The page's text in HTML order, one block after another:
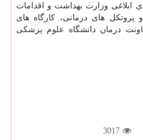
ابلاغی وزارت بهداشت و اقدامات
پروتكل های درمانی، كارگاه های
درمان دانشگاه علوم پزشكی
3017